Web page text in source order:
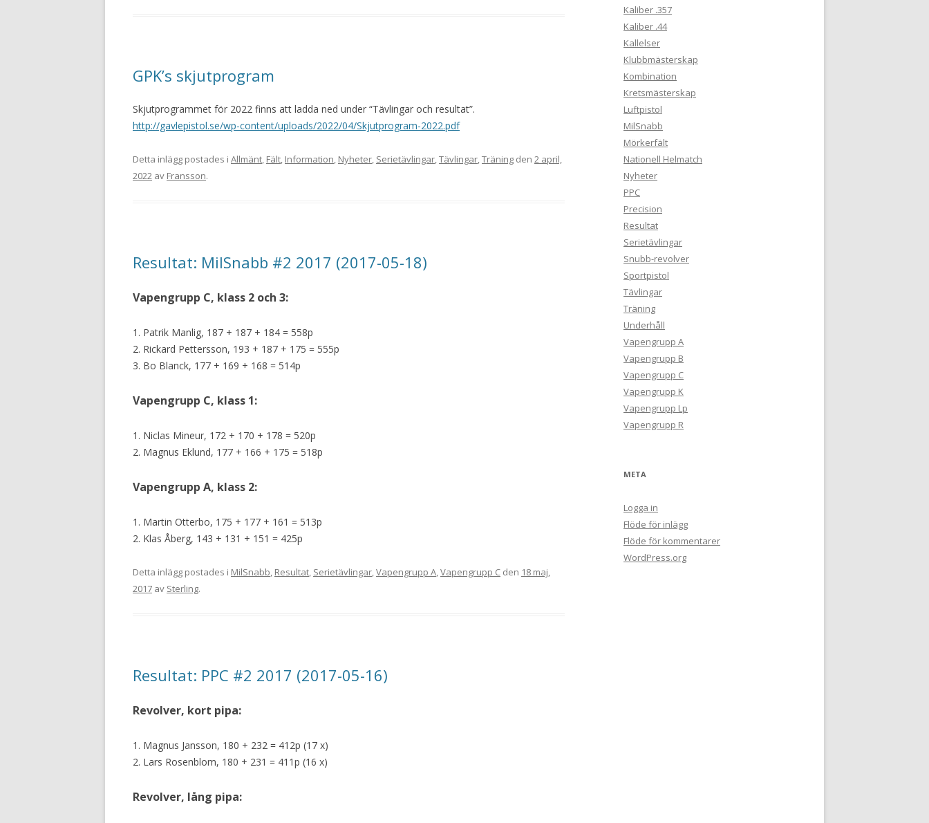
GPK’s skjutprogram
Skjutprogrammet för 2022 finns att ladda ned under “Tävlingar och resultat”.
http://gavlepistol.se/wp-content/uploads/2022/04/Skjutprogram-2022.pdf
Detta inlägg postades i Allmänt, Fält, Information, Nyheter, Serietävlingar,Tävlingar,Träning den 2 april,
2022 av Fransson.
Resultat: MilSnabb #2 2017 (2017-05-18)
Vapengrupp C, klass 2 och 3:
1. Patrik Manlig, 187 + 187 + 184 = 558p
2. Rickard Pettersson, 193 + 187 + 175 = 555p
3. Bo Blanck, 177 + 169 + 168 = 514p
Vapengrupp C, klass 1:
1. Niclas Mineur, 172 + 170 + 178 = 520p
2. Magnus Eklund, 177 + 166 + 175 = 518p
Vapengrupp A, klass 2:
1. Martin Otterbo, 175 + 177 + 161 = 513p
2. Klas Åberg, 143 + 131 + 151 = 425p
Detta inlägg postades i MilSnabb, Resultat, Serietävlingar,Vapengrupp A,Vapengrupp C den 18 maj,
2017 av Sterling.
Resultat: PPC #2 2017 (2017-05-16)
Revolver, kort pipa:
1. Magnus Jansson, 180 + 232 = 412p (17 x)
2. Lars Rosenblom, 180 + 231 = 411p (16 x)
Revolver, lång pipa:
Kaliber .357
Kaliber .44
Kallelser
Klubbmästerskap
Kombination
Kretsmästerskap
Luftpistol
MilSnabb
Mörkerfält
Nationell Helmatch
Nyheter
PPC
Precision
Resultat
Serietävlingar
Snubb-revolver
Sportpistol
Tävlingar
Träning
Underhåll
Vapengrupp A
Vapengrupp B
Vapengrupp C
Vapengrupp K
Vapengrupp Lp
Vapengrupp R
META
Logga in
Flöde för inlägg
Flöde för kommentarer
WordPress.org